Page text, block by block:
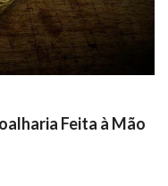
Feita à Mão